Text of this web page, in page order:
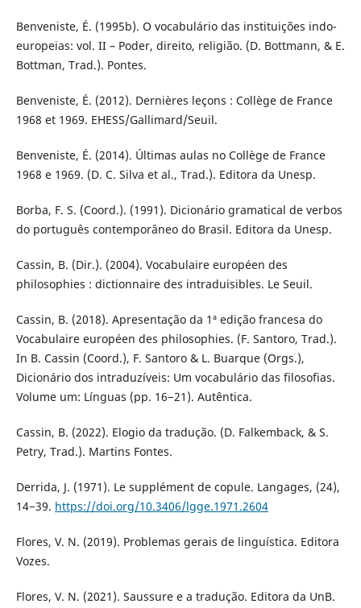
Benveniste, É. (1995b). O vocabulário das instituições indo-
europeias: vol. II – Poder, direito, religião. (D. Bottmann, & E.
Bottman, Trad.). Pontes.
Benveniste, É. (2012). Dernières leçons : Collège de France
1968 et 1969. EHESS/Gallimard/Seuil.
Benveniste, É. (2014). Últimas aulas no Collège de France
1968 e 1969. (D. C. Silva et al., Trad.). Editora da Unesp.
Borba, F. S. (Coord.). (1991). Dicionário gramatical de verbos
do português contemporâneo do Brasil. Editora da Unesp.
Cassin, B. (Dir.). (2004). Vocabulaire européen des
philosophies : dictionnaire des intraduisibles. Le Seuil.
Cassin, B. (2018). Apresentação da 1ª edição francesa do
Vocabulaire européen des philosophies. (F. Santoro, Trad.).
In B. Cassin (Coord.), F. Santoro & L. Buarque (Orgs.),
Dicionário dos intraduzíveis: Um vocabulário das filosofias.
Volume um: Línguas (pp. 16−21). Autêntica.
Cassin, B. (2022). Elogio da tradução. (D. Falkemback, & S.
Petry, Trad.). Martins Fontes.
Derrida, J. (1971). Le supplément de copule. Langages, (24),
14−39. https://doi.org/10.3406/lgge.1971.2604
Flores, V. N. (2019). Problemas gerais de linguística. Editora
Vozes.
Flores, V. N. (2021). Saussure e a tradução. Editora da UnB.